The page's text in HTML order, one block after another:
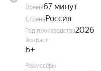
Время67 минут
СтранаРоссия
Год производства2026
Возраст
6+
Режиссёры